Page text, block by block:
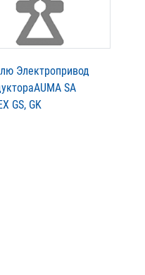
Электропривод
SA
GS, GK